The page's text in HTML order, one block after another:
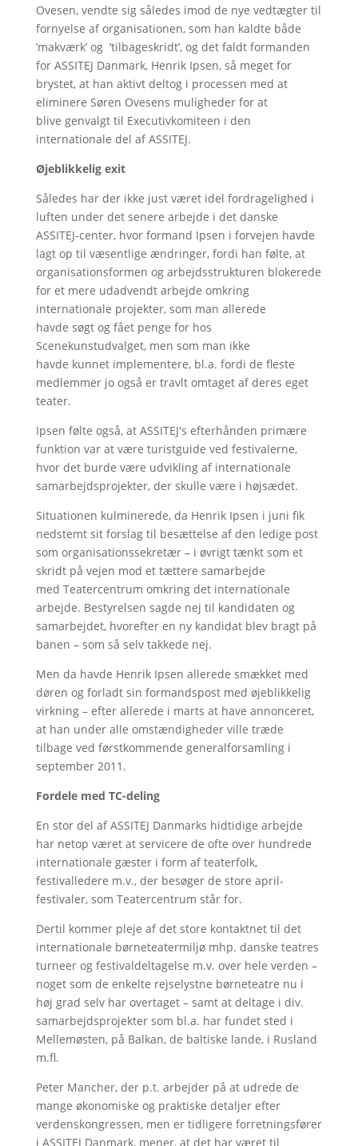
Ovesen, vendte sig således imod de nye vedtægter til
fornyelse af organisationen, som han kaldte både
’makværk’ og ’tilbageskridt’, og det faldt formanden
for ASSITEJ Danmark, Henrik Ipsen, så meget for
brystet, at han aktivt deltog i processen med at
eliminere Søren Ovesens muligheder for at
blive genvalgt til Executivkomiteen i den
internationale del af ASSITEJ.
Øjeblikkelig exit
Således har der ikke just været idel fordragelighed i
luften under det senere arbejde i det danske
ASSITEJ-center, hvor formand Ipsen i forvejen havde
lagt op til væsentlige ændringer, fordi han følte, at
organisationsformen og arbejdsstrukturen blokerede
for et mere udadvendt arbejde omkring
internationale projekter, som man allerede
havde søgt og fået penge for hos
Scenekunstudvalget, men som man ikke
havde kunnet implementere, bl.a. fordi de fleste
medlemmer jo også er travlt omtaget af deres eget
teater.
Ipsen følte også, at ASSITEJ's efterhånden primære
funktion var at være turistguide ved festivalerne,
hvor det burde være udvikling af internationale
samarbejdsprojekter, der skulle være i højsædet.
Situationen kulminerede, da Henrik Ipsen i juni fik
nedstemt sit forslag til besættelse af den ledige post
som organisationssekretær – i øvrigt tænkt som et
skridt på vejen mod et tættere samarbejde
med Teatercentrum omkring det internationale
arbejde. Bestyrelsen sagde nej til kandidaten og
samarbejdet, hvorefter en ny kandidat blev bragt på
banen – som så selv takkede nej.
Men da havde Henrik Ipsen allerede smækket med
døren og forladt sin formandspost med øjeblikkelig
virkning – efter allerede i marts at have annonceret,
at han under alle omstændigheder ville træde
tilbage ved førstkommende generalforsamling i
september 2011.
Fordele med TC-deling
En stor del af ASSITEJ Danmarks hidtidige arbejde
har netop været at servicere de ofte over hundrede
internationale gæster i form af teaterfolk,
festivalledere m.v., der besøger de store april-
festivaler, som Teatercentrum står for.
Dertil kommer pleje af det store kontaktnet til det
internationale børneteatermiljø mhp. danske teatres
turneer og festivaldeltagelse m.v. over hele verden –
noget som de enkelte rejselystne børneteatre nu i
høj grad selv har overtaget – samt at deltage i div.
samarbejdsprojekter som bl.a. har fundet sted i
Mellemøsten, på Balkan, de baltiske lande, i Rusland
m.fl.
Peter Mancher, der p.t. arbejder på at udrede de
mange økonomiske og praktiske detaljer efter
verdenskongressen, men er tidligere forretningsfører
i ASSITEJ Danmark, mener, at det har været til